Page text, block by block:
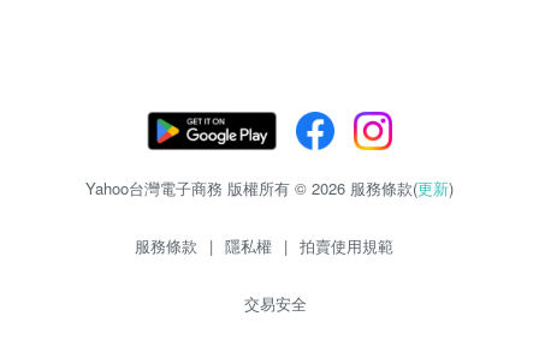
Yahoo台灣電子商務 版權所有 © 2026 服務條款(更新)
服務條款 | 隱私權 | 拍賣使用規範
交易安全